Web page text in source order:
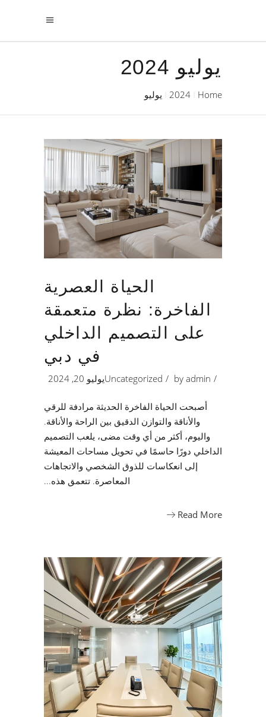
يوليو 2024
Home
2024 يوليو
الحياة العصرية
الفاخرة: نظرة متعمقة
على التصميم الداخلي
في دبي
by admin
Uncategorizedيوليو 20, 2024
أصبحت الحياة الفاخرة الحديثة مرادفة للرقي
والأناقة والتوازن الدقيق بين الراحة والأناقة.
واليوم، أكثر من أي وقت مضى، يلعب التصميم
الداخلي دورًا حاسمًا في تحويل مساحات المعيشة
إلى انعكاسات للذوق الشخصي والاتجاهات
المعاصرة. تتعمق هذه
Read More